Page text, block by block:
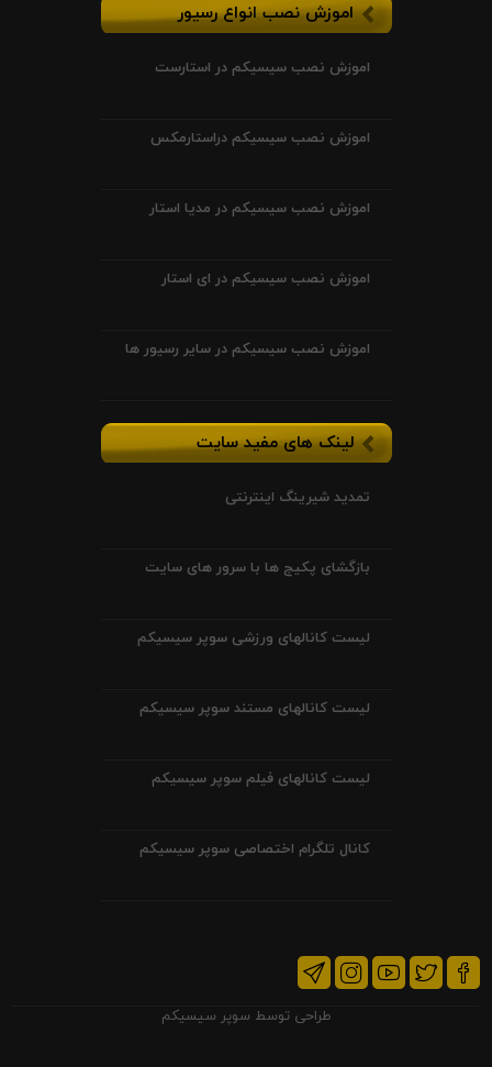
اموزش نصب انواع رسیور
اموزش نصب سیسیکم در استارست
اموزش نصب سیسیکم دراستارمکس
اموزش نصب سیسیکم در مدیا استار
اموزش نصب سیسیکم در ای استار
اموزش نصب سیسیکم در سایر رسیور ها
لینک های مفید سایت
تمدید شیرینگ اینترنتی
بازگشای پکیج ها با سرور های سایت
لیست کانالهای ورزشی سوپر سیسیکم
لیست کانالهای مستند سوپر سیسیکم
لیست کانالهای فیلم سوپر سیسیکم
کانال تلگرام اختصاصی سوپر سیسیکم
طراحی توسط سوپر سیسیکم